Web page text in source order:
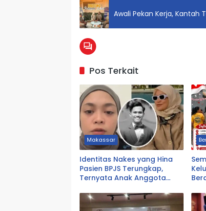
Awali Pekan Kerja, Kantah
Pos Terkait
Makassar
Identitas Nakes yang Hina
Pasien BPJS Terungkap,
Ternyata Anak Anggota